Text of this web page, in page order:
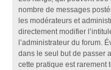
nombre de messages
les modérateurs et
directement modifier
l’administrateur du forum.
dans le seul but de passer
cette pratique est rarement